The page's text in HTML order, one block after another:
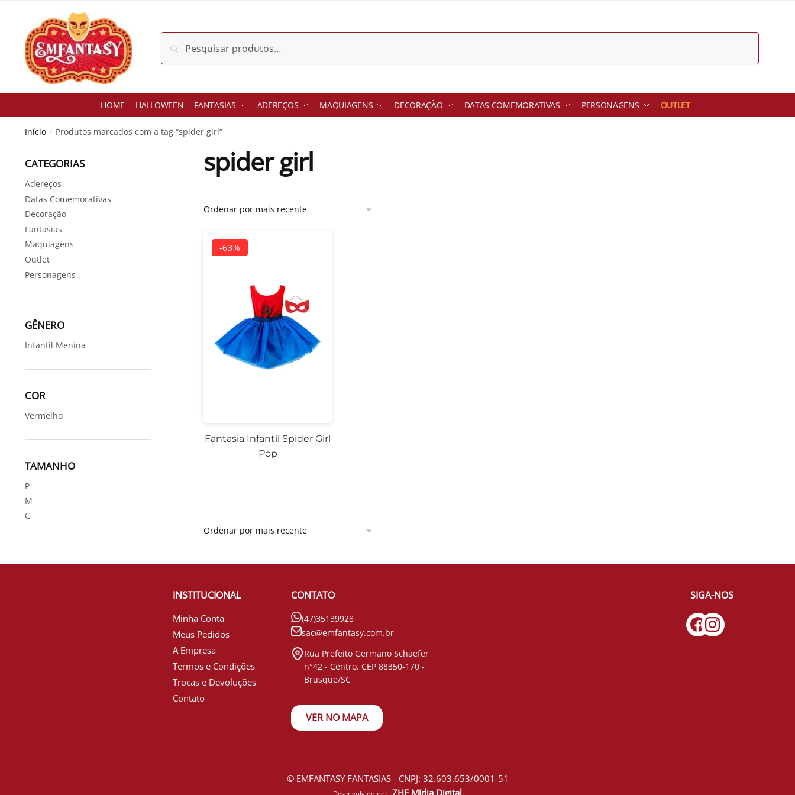
navigation
content
Pesquisar
por:
Pesquisar
HOME HALLOWEEN FANTASIAS ADEREÇOS MAQUIAGENS DECORAÇÃO DATAS COMEMORATIVAS PERSONAGENS OUTLET
Início / Produtos marcados com a tag “spider girl”
spider girl
Fantasia Infantil Spider Girl
Pop
CATEGORIAS
Adereços
Datas Comemorativas
Decoração
Fantasias
Maquiagens
Outlet
Personagens
GÊNERO
Infantil Menina
COR
Vermelho
TAMANHO
P
M
G
INSTITUCIONAL
Minha Conta
Meus Pedidos
A Empresa
Termos e Condições
Trocas e Devoluções
Contato
CONTATO
(47)35139928
sac@emfantasy.com.br
Rua Prefeito Germano Schaefer
n°42 - Centro. CEP 88350-170 -
Brusque/SC
VER NO MAPA
SIGA-NOS
© EMFANTASY FANTASIAS - CNPJ: 32.603.653/0001-51